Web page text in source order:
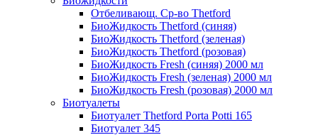
Отбеливающ. Ср-во Thetford
БиоЖидкость Thetford (синяя)
БиоЖидкость Thetford (зеленая)
БиоЖидкость Thetford (розовая)
БиоЖидкость Fresh (синяя) 2000 мл
БиоЖидкость Fresh (зеленая) 2000 мл
БиоЖидкость Fresh (розовая) 2000 мл
Биотуалеты
Биотуалет Thetford Porta Potti 165
Биотуалет 345